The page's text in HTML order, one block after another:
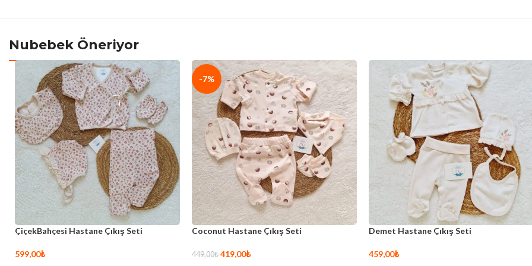
Nubebek Öneriyor
ÇiçekBahçesi Hastane Çıkış Seti
599,00₺
-7%
Coconut Hastane Çıkış Seti
449,00₺ 419,00₺
Demet Hastane Çıkış Seti
459,00₺